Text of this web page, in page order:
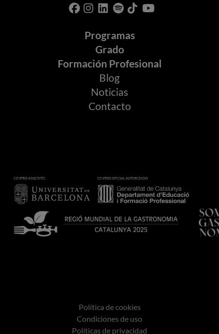
Programas
Grado
Formación Profesional
Blog
Noticias
Contacto
Política de cookies
Condiciones de uso
Políticas de privacidad